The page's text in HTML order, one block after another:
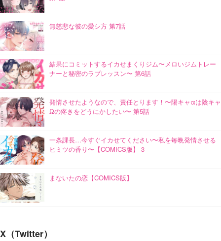
無慈悲な彼の愛シ方 第7話
結果にコミットするイカせまくりジム〜メロいジムトレー
ナーと秘密のラブレッスン〜 第6話
発情させたようなので、責任とります！〜陽キャαは陰キャ
Ωの疼きをどうにかしたい〜 第5話
一条課長…今すぐイカせてください〜私を毎晩発情させる
ヒミツの香り〜【COMICS版】 3
まないたの恋【COMICS版】
X（Twitter）